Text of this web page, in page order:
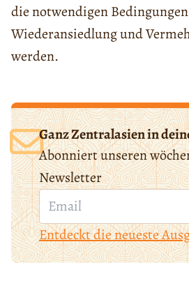
die notwendigen
Wiederansiedlung und
werden.
Ganz Zentralasien in
Abonniert unseren
Newsletter
Entdeckt die neueste